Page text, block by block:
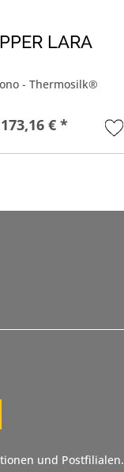
LARA
- Thermosilk®
173,16 € *
und Postfilialen.